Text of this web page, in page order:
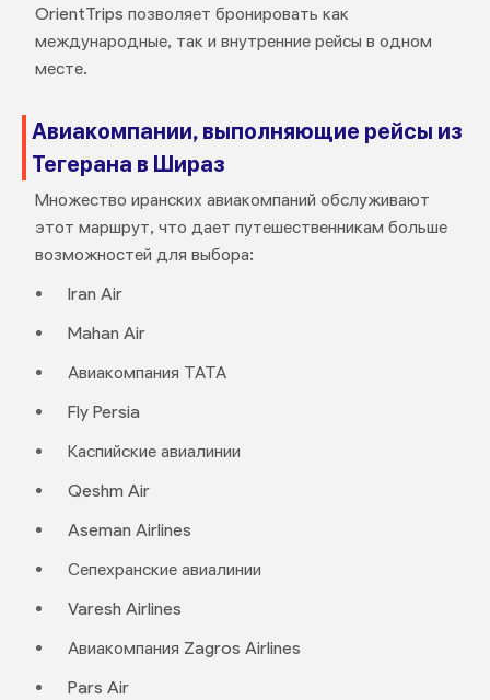
OrientTrips позволяет бронировать как
международные, так и внутренние рейсы в одном
месте.
Авиакомпании, выполняющие рейсы из
Тегерана в Шираз
Множество иранских авиакомпаний обслуживают
этот маршрут, что дает путешественникам больше
возможностей для выбора:
Iran Air
Mahan Air
Авиакомпания ТАТА
Fly Persia
Каспийские авиалинии
Qeshm Air
Aseman Airlines
Сепехранские авиалинии
Varesh Airlines
Авиакомпания Zagros Airlines
Pars Air